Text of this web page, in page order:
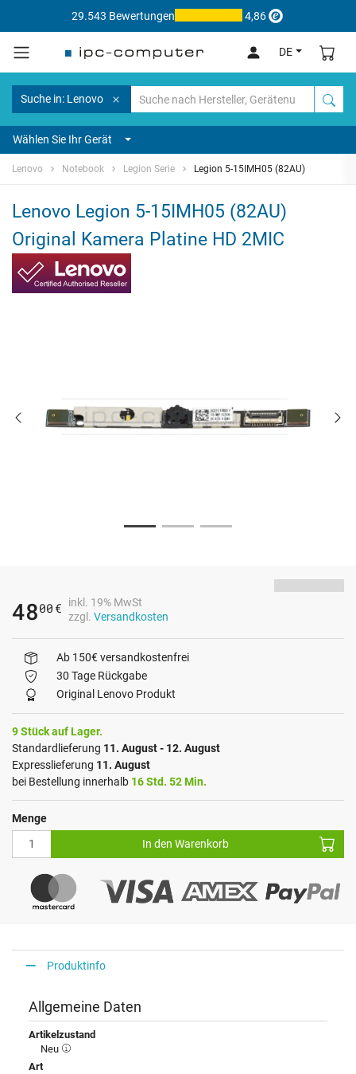
29.543 Bewertungen 4,86
DE
Suche in: Lenovo
Wählen Sie Ihr Gerät
Lenovo Notebook Legion Serie Legion 5-15IMH05 (82AU)
Lenovo Legion 5-15IMH05 (82AU)
Original Kamera Platine HD 2MIC
4800 €
inkl. 19% MwSt
zzgl. Versandkosten
Ab 150€ versandkostenfrei
30 Tage Rückgabe
Original Lenovo Produkt
9 Stück auf Lager.
Standardlieferung 11. August - 12. August
Expresslieferung 11. August
bei Bestellung innerhalb 16 Std. 52 Min.
Menge
In den Warenkorb
Produktinfo
Allgemeine Daten
Artikelzustand
Neu
Art